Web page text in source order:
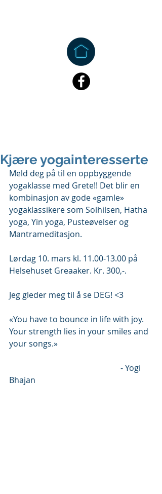
Kjære yogainteresserte
Meld deg på til en oppbyggende
yogaklasse med Grete!! Det blir en
kombinasjon av gode «gamle»
yogaklassikere som Solhilsen, Hatha
yoga, Yin yoga, Pusteøvelser og
Mantrameditasjon.
Lørdag 10. mars kl. 11.00-13.00 på
Helsehuset Greaaker. Kr. 300,-.
Jeg gleder meg til å se DEG! <3
«You have to bounce in life with joy.
Your strength lies in your smiles and
your songs.»
Bhajan